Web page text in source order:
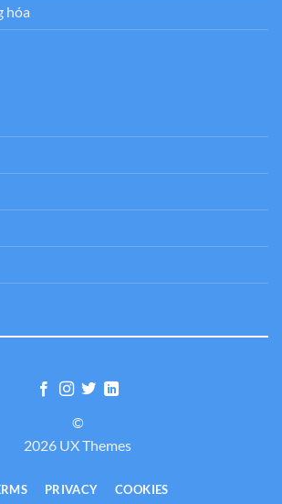
hóa
©
2026 UX Themes
PRIVACY COOKIES